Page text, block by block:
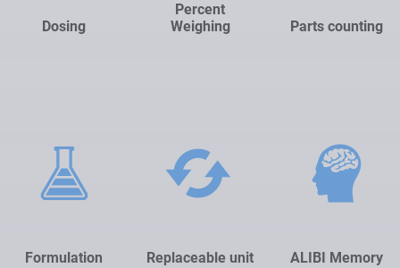
Dosing
Percent
Weighing
Parts counting
Formulation Replaceable unit ALIBI Memory